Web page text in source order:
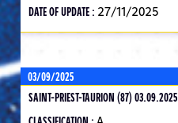
DATE OF UPDATE : 27/11/2025
03/09/2025
SAINT-PRIEST-TAURION (87) 03.09.2025